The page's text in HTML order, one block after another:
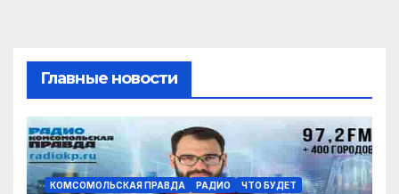
Главные новости
КОМСОМОЛЬСКАЯ ПРАВДА РАДИО ЧТО БУДЕТ